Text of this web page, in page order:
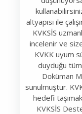
altyapısı ile
KVKSİS
incelenir ve
KVKK uyum
duyduğu
Doküman
sunulmuştur.
hedefi
KVKSİS